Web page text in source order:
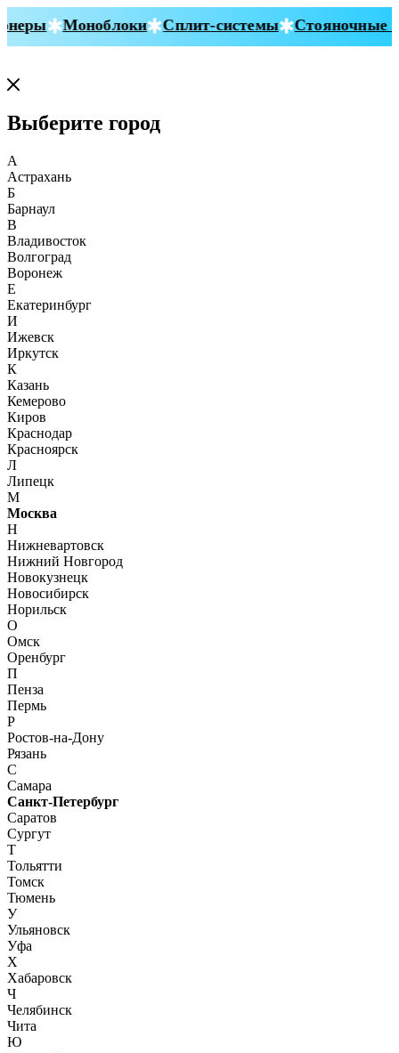
Моноблоки Сплит-системы Стояночные
Выберите город
А
Астрахань
Б
Барнаул
В
Владивосток
Волгоград
Воронеж
Е
Екатеринбург
И
Ижевск
Иркутск
К
Казань
Кемерово
Киров
Краснодар
Красноярск
Л
Липецк
М
Москва
Н
Нижневартовск
Нижний Новгород
Новокузнецк
Новосибирск
Норильск
О
Омск
Оренбург
П
Пенза
Пермь
Р
Ростов-на-Дону
Рязань
С
Самара
Санкт-Петербург
Саратов
Сургут
Т
Тольятти
Томск
Тюмень
У
Ульяновск
Уфа
Х
Хабаровск
Ч
Челябинск
Чита
Ю